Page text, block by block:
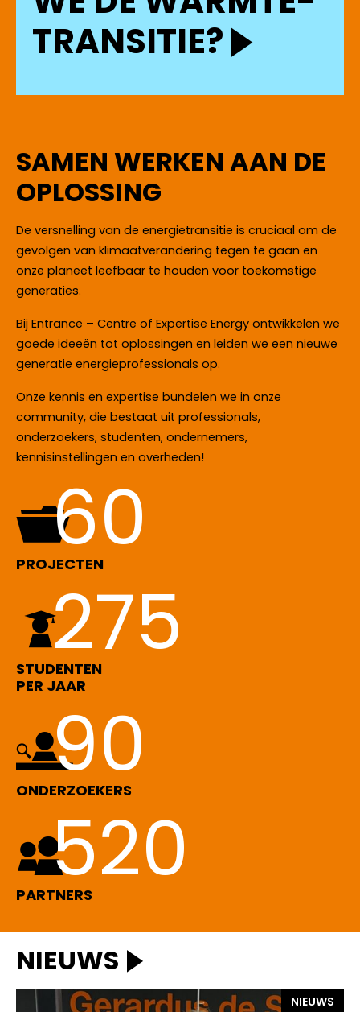
TRANSITIE?
SAMEN WERKEN AAN DE
OPLOSSING
​​​​​​​De versnelling van de energietransitie is cruciaal om de
gevolgen van klimaatverandering tegen te gaan en
onze planeet leefbaar te houden voor toekomstige
generaties.
Bij Entrance – Centre of Expertise Energy ontwikkelen we
goede ideeën tot oplossingen en leiden we een nieuwe
generatie energieprofessionals op.
Onze kennis en expertise bundelen we in onze
community, die bestaat uit professionals,
onderzoekers, studenten, ondernemers,
kennisinstellingen en overheden!
60
PROJECTEN
275
STUDENTEN
PER JAAR
90
ONDERZOEKERS
520
PARTNERS
NIEUWS
NIEUWS